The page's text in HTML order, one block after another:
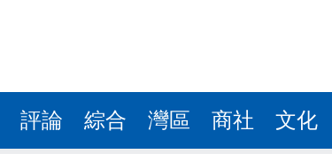
評論 綜合 灣區 商社 文化